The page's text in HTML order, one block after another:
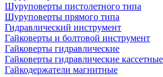
Шуруповерты пистолетного типа
Шуруповерты прямого типа
Гидравлический инструмент
Гайковерты и болтовой инструмент
Гайковерты гидравлические
Гайковерты гидравлические кассетные
Гайкодержатели магнитные